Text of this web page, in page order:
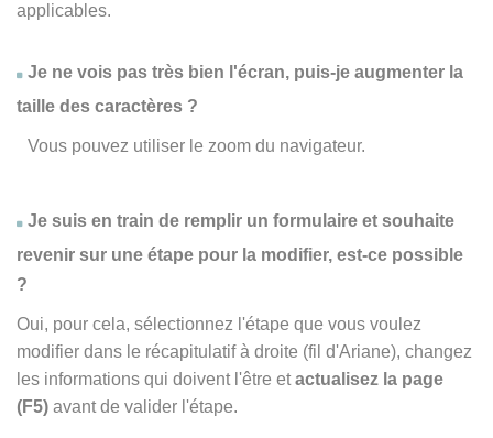
applicables.
Je ne vois pas très bien l'écran, puis-je augmenter la
taille des caractères ?
Vous pouvez utiliser le zoom du navigateur.
Je suis en train de remplir un formulaire et souhaite
revenir sur une étape pour la modifier, est-ce possible
?
Oui, pour cela, sélectionnez l'étape que vous voulez
modifier dans le récapitulatif à droite (fil d'Ariane), changez
les informations qui doivent l'être etactualisez la page
(F5) avant de valider l'étape.